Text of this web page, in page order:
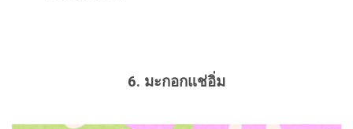
6. มะกอกแช่อิ่ม